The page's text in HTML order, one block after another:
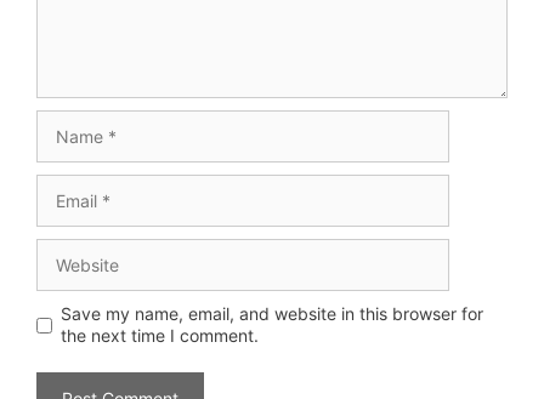
Save my name, email, and website in this browser for
the next time I comment.